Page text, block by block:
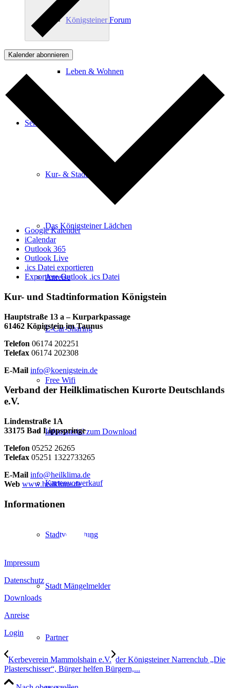
Königsteiner Forum
Leben & Wohnen
Service
Kur- & Stadtinformation
Das Königsteiner Lädchen
Anreise
E-Car-Sharing
Free Wifi
Infomaterial zum Download
Kartenvorverkauf
Stadtverwaltung
Stadt Mängelmelder
Partner
Kalender abonnieren
Google Kalender
iCalendar
Outlook 365
Outlook Live
.ics Datei exportieren
Exportiere Outlook .ics Datei
Kur- und Stadtinformation Königstein
Hauptstraße 13 a – Kurparkpassage
61462 Königstein im Taunus
Telefon 06174 202251
Telefax 06174 202308
E-Mail info@koenigstein.de
Verband der Heilklimatischen Kurorte Deutschlands
e.V.
Lindenstraße 1A
33175 Bad Lippspringe
Telefon 05252 26265
Telefax 05251 1322733265
E-Mail info@heilklima.de
Web www.heilklima.de
Informationen
Impressum
Datenschutz
Downloads
Anreise
Login
Kerbeverein Mammolshain e.V. der Königsteiner Narrenclub „Die
Plasterschisser“, Bürger helfen Bürgern,...